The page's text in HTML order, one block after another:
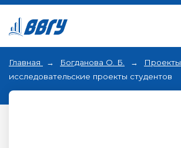
Главная Богданова О. Б. Проекты
исследовательские проекты студентов